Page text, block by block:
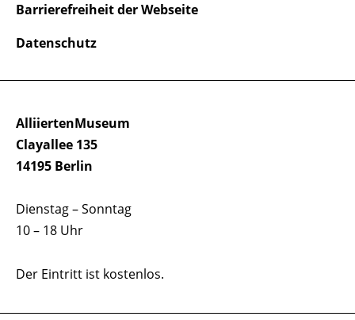
AlliiertenMuseum
Clayallee 135
14195 Berlin
Dienstag – Sonntag
10 – 18 Uhr
Der Eintritt ist kostenlos.
Barrierefreiheit der Webseite
Datenschutz